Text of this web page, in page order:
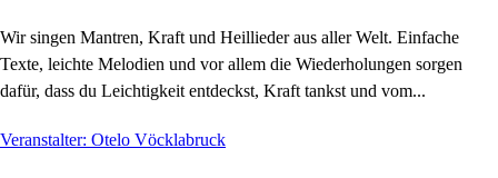
Wir singen Mantren, Kraft und Heillieder aus aller Welt. Einfache
Texte, leichte Melodien und vor allem die Wiederholungen sorgen
dafür, dass du Leichtigkeit entdeckst, Kraft tankst und vom...
Veranstalter: Otelo Vöcklabruck